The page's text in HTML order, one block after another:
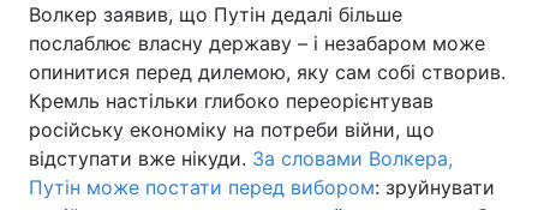
Волкер заявив, що Путін дедалі більше
послаблює власну державу – і незабаром може
опинитися перед дилемою, яку сам собі створив.
Кремль настільки глибоко переорієнтував
російську економіку на потреби війни, що
відступати вже нікуди. За словами Волкера,
Путін може постати перед вибором: зруйнувати